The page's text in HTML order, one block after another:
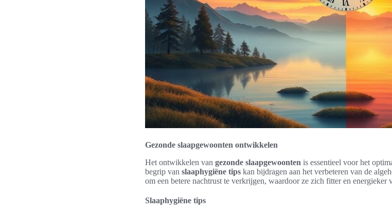
Gezonde slaapgewoonten ontwikkelen
Het ontwikkelen van gezonde slaapgewoonten is essentieel voor het
begrip van slaaphygiëne tips kan bijdragen aan het verbeteren van de
om een betere nachtrust te verkrijgen, waardoor ze zich fitter en energieker
Slaaphygiëne tips